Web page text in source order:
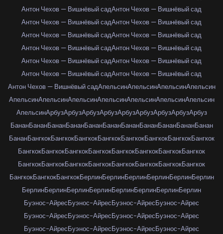
Антон Чехов — Вишнёвый садАнтон Чехов — Вишнёвый сад
Антон Чехов — Вишнёвый садАнтон Чехов — Вишнёвый сад
Антон Чехов — Вишнёвый садАнтон Чехов — Вишнёвый сад
Антон Чехов — Вишнёвый садАнтон Чехов — Вишнёвый сад
Антон Чехов — Вишнёвый садАнтон Чехов — Вишнёвый сад
Антон Чехов — Вишнёвый садАнтон Чехов — Вишнёвый сад
Антон Чехов — Вишнёвый садАпельсинАпельсинАпельсинАпельсин
АпельсинАпельсинАпельсинАпельсинАпельсинАпельсинАпельсин
АпельсинАрбузАрбузАрбузАрбузАрбузАрбузАрбузАрбузАрбуз
БананБананБананБананБананБананБананБананБананБананБанан
БананБангкокБангкокБангкокБангкокБангкокБангкокБангкокБангкок
БангкокБангкокБангкокБангкокБангкокБангкокБангкокБангкок
БангкокБангкокБангкокБангкокБангкокБангкокБангкокБангкок
БангкокБангкокБангкокБерлинБерлинБерлинБерлинБерлинБерлин
БерлинБерлинБерлинБерлинБерлинБерлинБерлинБерлин
Буэнос-АйресБуэнос-АйресБуэнос-АйресБуэнос-Айрес
Буэнос-АйресБуэнос-АйресБуэнос-АйресБуэнос-Айрес
Буэнос-АйресБуэнос-АйресБуэнос-АйресБуэнос-Айрес